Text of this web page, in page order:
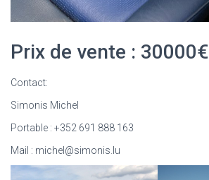
Prix de vente : 30000€
Contact:
Simonis Michel
Portable : +352 691 888 163
Mail : michel@simonis.lu